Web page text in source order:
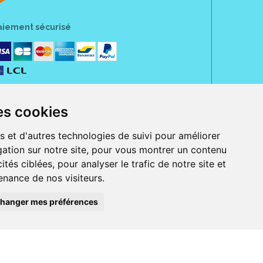
cookies
et d'autres technologies de suivi pour améliorer
sur notre site, pour vous montrer un contenu
ciblées, pour analyser le trafic de notre site et
de nos visiteurs.
mes préférences
sécurisé
Jeanne d' Harcourt, 80300 Albert.
ordonnance.
et iPod touch), ou sur Google Play (pour Androïd 5.0 ou version
Bancontact, PayPal.